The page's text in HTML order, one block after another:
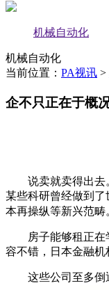
机械自动化
机械自动化
当前位置： PA视讯 >
企不只正在于概
说卖就卖得出去。
某些科研曾经做到
本再操纵等新兴范畴
房子能够租正在学
容不错，日本金融机
这些公司至多倒退